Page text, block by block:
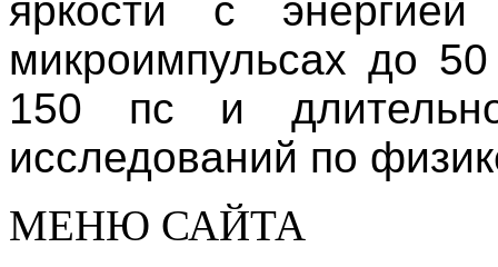
яркости с
микроимпульсах до
150 пс и
исследований по
МЕНЮ САЙТА